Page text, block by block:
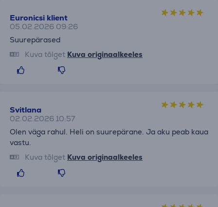
Euronicsi klient
05.02.2026 09:26
Suurepärased
Kuva tõlget Kuva originaalkeeles
Svitlana
02.02.2026 10:57
Olen väga rahul. Heli on suurepärane. Ja aku peab kaua
vastu.
Kuva tõlget Kuva originaalkeeles